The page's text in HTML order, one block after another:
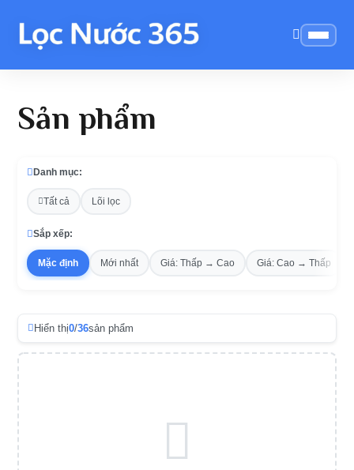
Sản phẩm
Danh mục:
Tất cả Lõi lọc
Sắp xếp:
Mặc định Mới nhất Giá: Thấp → Cao Giá: Cao → Thấp
Hiển thị0/36sản phẩm